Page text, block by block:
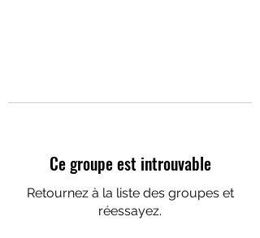
Ce groupe est introuvable
Retournez à la liste des groupes et
réessayez.